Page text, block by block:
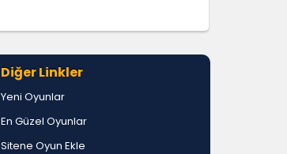
Diğer Linkler
Yeni Oyunlar
En Güzel Oyunlar
Sitene Oyun Ekle